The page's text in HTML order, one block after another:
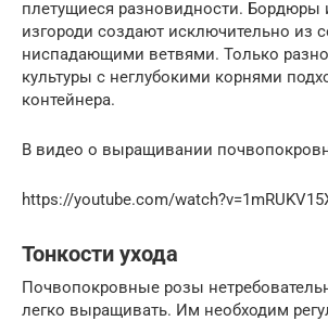
плетущиеся разновидности.
изгороди создают исключительно из
ниспадающими ветвями. Только
культуры с неглубокими корнями
контейнера.
В видео о выращивании
https://youtube.com/
Тонкости ухода
Почвопокровные розы
легко выращивать. Им необходим